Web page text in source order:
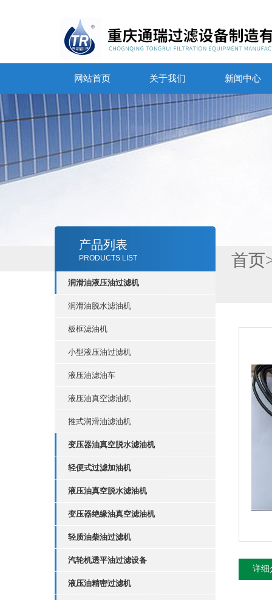
网站首页 关于我们 新闻中心
产品列表
PRODUCTS LIST
润滑油液压油过滤机
润滑油脱水滤油机
板框滤油机
小型液压油过滤机
液压油滤油车
液压油真空滤油机
推式润滑油滤油机
变压器油真空脱水滤油机
轻便式过滤加油机
液压油真空脱水滤油机
变压器绝缘油真空滤油机
轻质油柴油过滤机
汽轮机透平油过滤设备
液压油精密过滤机
首页
详细